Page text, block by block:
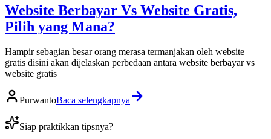
Website Berbayar Vs Website Gratis,
Pilih yang Mana?
Hampir sebagian besar orang merasa termanjakan oleh website
gratis disini akan dijelaskan perbedaan antara website berbayar vs
website gratis
PurwantoBaca selengkapnya
Siap praktikkan tipsnya?